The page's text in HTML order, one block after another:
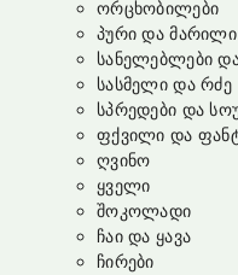
ორცხობილები
პური და მარილი
სანელებლები
სასმელი და რძე
სპრედები და
ფქვილი და
ღვინო
ყველი
შოკოლადი
ჩაი და ყავა
ჩირები